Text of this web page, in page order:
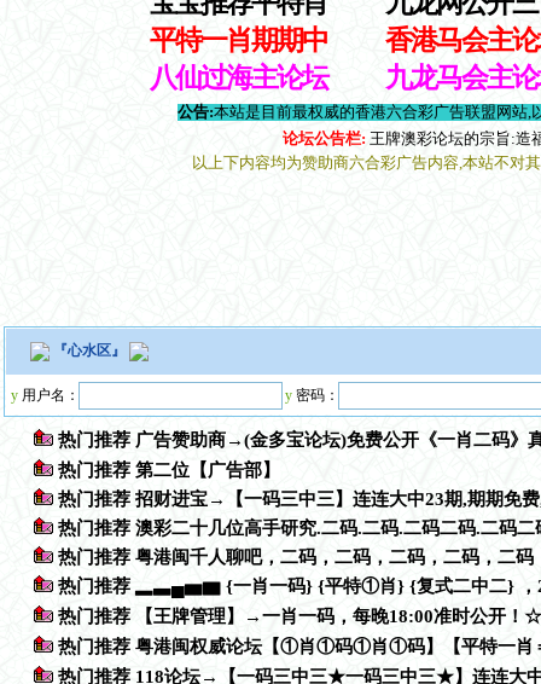
『心水区』
y 用户名： y 密码：